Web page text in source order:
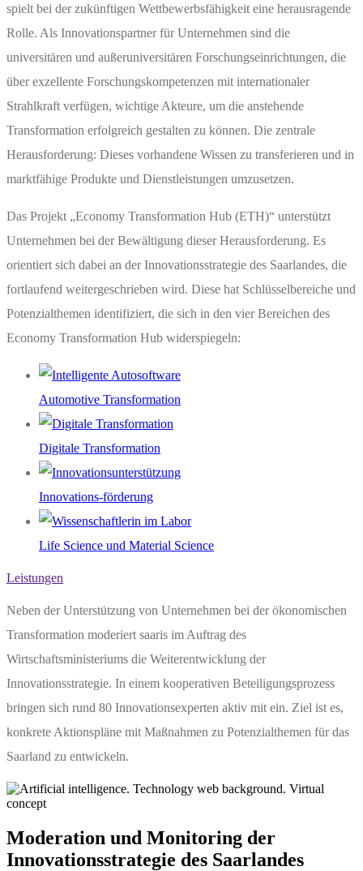
spielt bei der zukünftigen Wettbewerbsfähigkeit eine herausragende
Rolle. Als Innovationspartner für Unternehmen sind die
universitären und außeruniversitären Forschungseinrichtungen, die
über exzellente Forschungskompetenzen mit internationaler
Strahlkraft verfügen, wichtige Akteure, um die anstehende
Transformation erfolgreich gestalten zu können. Die zentrale
Herausforderung: Dieses vorhandene Wissen zu transferieren und in
marktfähige Produkte und Dienstleistungen umzusetzen.
Das Projekt „Economy Transformation Hub (ETH)“ unterstützt
Unternehmen bei der Bewältigung dieser Herausforderung. Es
orientiert sich dabei an der Innovationsstrategie des Saarlandes, die
fortlaufend weitergeschrieben wird. Diese hat Schlüsselbereiche und
Potenzialthemen identifiziert, die sich in den vier Bereichen des
Economy Transformation Hub widerspiegeln:
Automotive Transformation
Digitale Transformation
Innovations-förderung
Life Science und Material Science
Leistungen
Neben der Unterstützung von Unternehmen bei der ökonomischen
Transformation moderiert saaris im Auftrag des
Wirtschaftsministeriums die Weiterentwicklung der
Innovationsstrategie. In einem kooperativen Beteiligungsprozess
bringen sich rund 80 Innovationsexperten aktiv mit ein. Ziel ist es,
konkrete Aktionspläne mit Maßnahmen zu Potenzialthemen für das
Saarland zu entwickeln.
Moderation und Monitoring der
Innovationsstrategie des Saarlandes